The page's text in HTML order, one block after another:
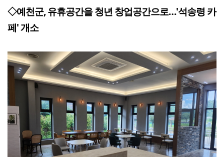
◇예천군, 유휴공간을 청년 창업공간으로…'석송령 카
페' 개소